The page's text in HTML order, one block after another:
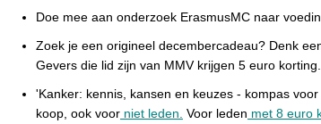
Doe mee aan onderzoek ErasmusMC naar
Zoek je een origineel decembercadeau? Denk
Gevers die lid zijn van MMV krijgen 5 euro korting.
'Kanker: kennis, kansen en keuzes - kompas
koop, ook voor niet leden. Voor leden met 8 euro